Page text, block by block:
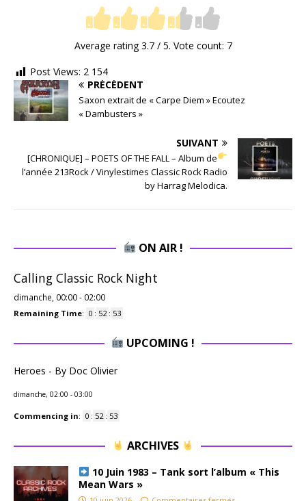
Average rating3.7/ 5. Vote count: 7
Post Views: 2 154
PRÉCÉDENT
Saxon extrait de « Carpe Diem » Ecoutez
« Dambusters »
SUIVANT
[CHRONIQUE] – POETS OF THE FALL – Album de
l’année 213Rock / Vinylestimes Classic Rock Radio
by Harrag Melodica.
ON AIR !
Calling Classic Rock Night
dimanche, 00:00- 02:00
Remaining Time: 0 : 52 : 52
UPCOMING !
Heroes - By Doc Olivier
dimanche, 02:00 - 03:00
Commencing in: 0 : 52 : 52
ARCHIVES
10 Juin 1983 – Tank sort l’album « This
Mean Wars »